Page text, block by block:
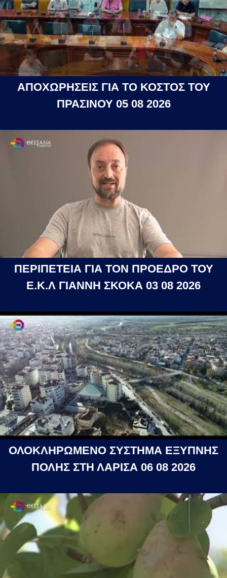
ΑΠΟΧΩΡΗΣΕΙΣ ΓΙΑ ΤΟ ΚΟΣΤΟΣ ΤΟΥ
ΠΡΑΣΙΝΟΥ 05 08 2026
ΠΕΡΙΠΕΤΕΙΑ ΓΙΑ ΤΟΝ ΠΡΟΕΔΡΟ ΤΟΥ
Ε.Κ.Λ ΓΙΑΝΝΗ ΣΚΟΚΑ 03 08 2026
ΟΛΟΚΛΗΡΩΜΕΝΟ ΣΥΣΤΗΜΑ ΕΞΥΠΝΗΣ
ΠΟΛΗΣ ΣΤΗ ΛΑΡΙΣΑ 06 08 2026